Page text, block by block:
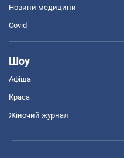
Новини медицини
Covid
Шоу
Афіша
Краса
Жіночий журнал